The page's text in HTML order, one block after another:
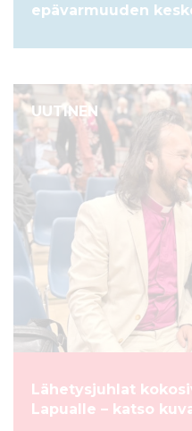
epävarmuuden
UUTINEN
Lähetysjuhlat
Lapualle – katso